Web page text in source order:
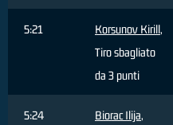
5:21 Korsunov Kirill,
Tiro sbagliato
da 3 punti
5:24 Biorac Ilija,